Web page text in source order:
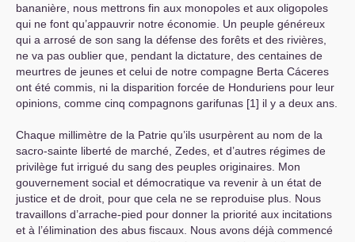
bananière, nous mettrons fin aux monopoles et aux oligopoles
qui ne font qu’appauvrir notre économie. Un peuple généreux
qui a arrosé de son sang la défense des forêts et des rivières,
ne va pas oublier que, pendant la dictature, des centaines de
meurtres de jeunes et celui de notre compagne Berta Cáceres
ont été commis, ni la disparition forcée de Honduriens pour leur
opinions, comme cinq compagnons garifunas [1] il y a deux ans.
Chaque millimètre de la Patrie qu’ils usurpèrent au nom de la
sacro-sainte liberté de marché, Zedes, et d’autres régimes de
privilège fut irrigué du sang des peuples originaires. Mon
gouvernement social et démocratique va revenir à un état de
justice et de droit, pour que cela ne se reproduise plus. Nous
travaillons d’arrache-pied pour donner la priorité aux incitations
et à l’élimination des abus fiscaux. Nous avons déjà commencé